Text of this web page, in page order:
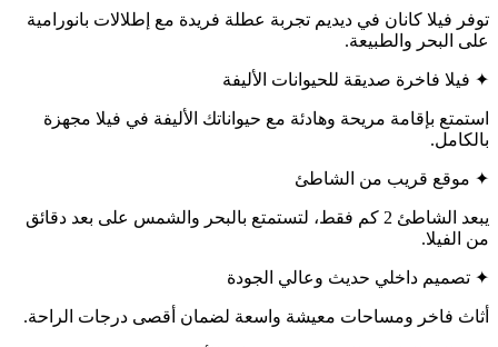
توفر فيلا كانان في ديديم تجربة عطلة فريدة مع إطلالات بانورامية
على البحر والطبيعة.
✦ فيلا فاخرة صديقة للحيوانات الأليفة
استمتع بإقامة مريحة وهادئة مع حيواناتك الأليفة في فيلا مجهزة
بالكامل.
✦ موقع قريب من الشاطئ
يبعد الشاطئ 2 كم فقط، لتستمتع بالبحر والشمس على بعد دقائق
من الفيلا.
✦ تصميم داخلي حديث وعالي الجودة
أثاث فاخر ومساحات معيشة واسعة لضمان أقصى درجات الراحة.